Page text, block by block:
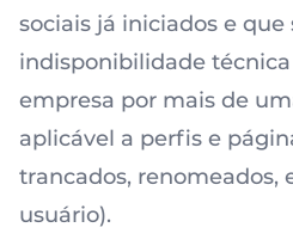
sociais já iniciados e
indisponibilidade
empresa por mais de
aplicável a perfis e
trancados, renomeados,
usuário).